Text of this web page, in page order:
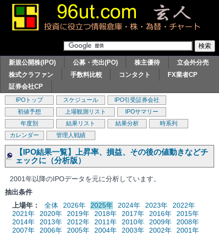
新規公開株(IPO) 公募・売出(PO) 株主優待
立会外分売
株式クラファン
手数料比較 コンタクト
FX業者CP
証券会社CP
IPOトップ スケジュール
IPO引受証券会社
初値予想
上場観測リスト
IPOサマリー
年度別
結果リスト 結果分析
時系列
カレンダー
管理人戦績
【IPO結果一覧】上昇率、損益、その後の値動きなどチ
ェックに（分析版）
2001年以降のIPOデータを元に分析しています。
抽出条件
上場年：
全体 2026年 2025年 2024年 2023年
2022年
2021年
2020年 2019年 2018年 2017年 2016年
2015年
2014年
2013年 2012年 2011年 2010年 2009年
2008年
2007年
2006年 2005年 2004年 2003年 2002年
2001年